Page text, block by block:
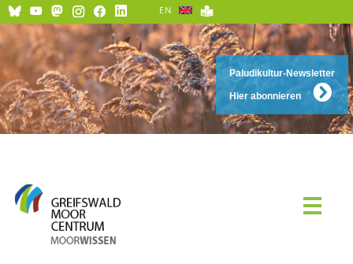
Paludikultur-Newsletter
Hier abonnieren
EN